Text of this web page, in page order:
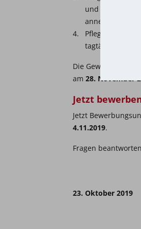
und Betreuung
annehmen.)
Pflege- und
tagtäglich mit
Die
am 28. November
Jetzt
Jetzt
4.11.2019.
Fragen
23. Oktober 2019